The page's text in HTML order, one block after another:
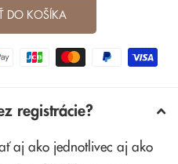
DO KOŠÍKA
registrácie?
aj ako jednotlivec aj ako